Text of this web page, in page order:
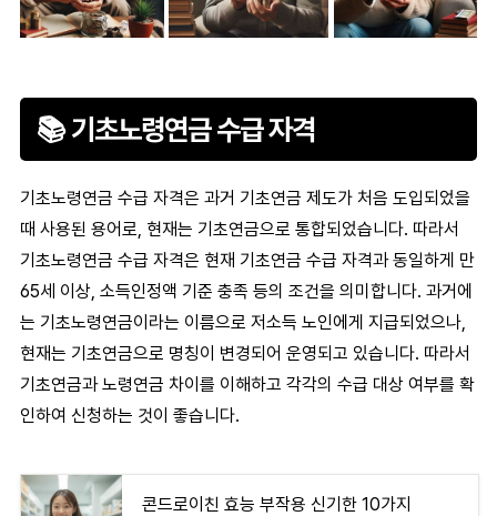
📚 기초노령연금 수급 자격
기초노령연금 수급 자격은 과거 기초연금 제도가 처음 도입되었을
때 사용된 용어로, 현재는 기초연금으로 통합되었습니다. 따라서
기초노령연금 수급 자격은 현재 기초연금 수급 자격과 동일하게 만
65세 이상, 소득인정액 기준 충족 등의 조건을 의미합니다. 과거에
는 기초노령연금이라는 이름으로 저소득 노인에게 지급되었으나,
현재는 기초연금으로 명칭이 변경되어 운영되고 있습니다. 따라서
기초연금과 노령연금 차이를 이해하고 각각의 수급 대상 여부를 확
인하여 신청하는 것이 좋습니다.
콘드로이친 효능 부작용 신기한 10가지